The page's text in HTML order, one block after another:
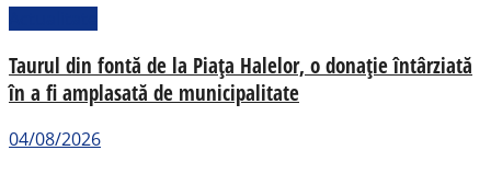
Taurul din fontă de la Piața Halelor, o donație întârziată
în a fi amplasată de municipalitate
04/08/2026